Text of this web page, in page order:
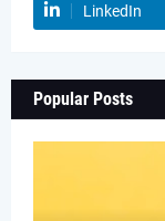
LinkedIn
Popular Posts